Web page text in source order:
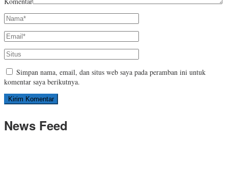
Simpan nama, email, dan situs web saya pada peramban ini untuk
komentar saya berikutnya.
News Feed